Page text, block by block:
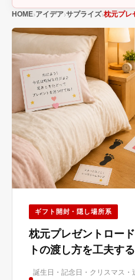
HOME アイデア サプライズ 枕元プレ
ギフト開封・隠し場所系
枕元プレゼントロー
トの渡し方を工夫す
誕生日・記念日・クリスマス